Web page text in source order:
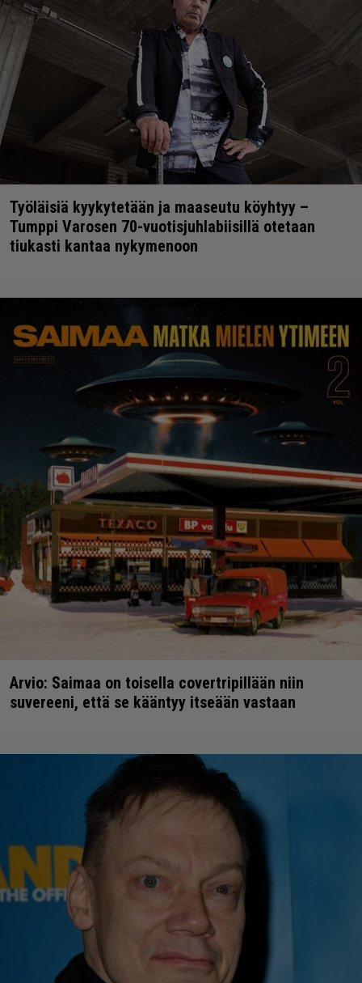
Työläisiä kyykytetään ja maaseutu köyhtyy –
Tumppi Varosen 70-vuotisjuhlabiisillä otetaan
tiukasti kantaa nykymenoon
Arvio: Saimaa on toisella covertripillään niin
suvereeni, että se kääntyy itseään vastaan